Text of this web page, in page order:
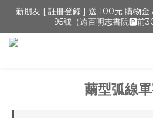
🔺「會員制」新開張,加入會員,全通
人資訊 > 填寫正確「生
新朋友 [ 註冊登錄 ] 送 100元 購物金
95號（遠百明志書院🅿️前
🔺「會員制」新開張,加入會員,全通
人資訊 > 填寫正確「生
繭型弧線